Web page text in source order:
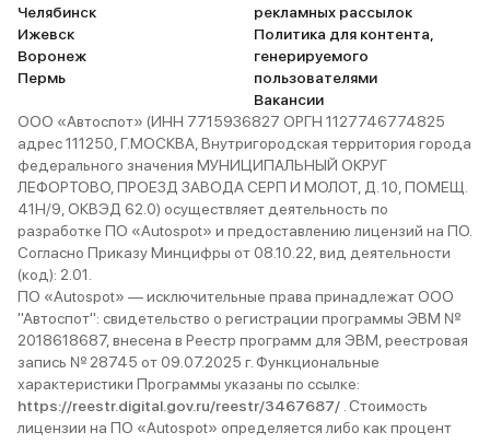
Челябинск
Ижевск
Воронеж
Пермь
рекламных рассылок
Политика для контента,
генерируемого
пользователями
Вакансии
ООО «Автоспот» (ИНН 7715936827 ОРГН 1127746774825
адрес 111250, Г.МОСКВА, Внутригородская территория города
федерального значения МУНИЦИПАЛЬНЫЙ ОКРУГ
ЛЕФОРТОВО, ПРОЕЗД ЗАВОДА СЕРП И МОЛОТ, Д. 10, ПОМЕЩ.
41Н/9, ОКВЭД 62.0) осуществляет деятельность по
разработке ПО «Autospot» и предоставлению лицензий на ПО.
Согласно Приказу Минцифры от 08.10.22, вид деятельности
(код): 2.01.
ПО «Autospot» — исключительные права принадлежат ООО
"Автоспот": свидетельство о регистрации программы ЭВМ №
2018618687, внесена в Реестр программ для ЭВМ, реестровая
запись № 28745 от 09.07.2025 г. Функциональные
характеристики Программы указаны по ссылке:
https://reestr.digital.gov.ru/reestr/3467687/ . Стоимость
лицензии на ПО «Autospot» определяется либо как процент